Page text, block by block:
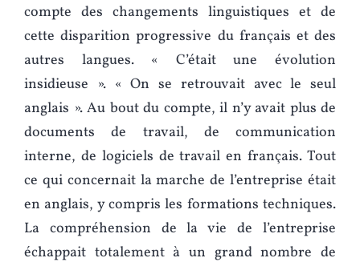
compte des changements linguistiques et de
cette disparition progressive du français et des
autres langues. « C’était une évolution
insidieuse ». « On se retrouvait avec le seul
anglais ». Au bout du compte, il n’y avait plus de
documents de travail, de communication
interne, de logiciels de travail en français. Tout
ce qui concernait la marche de l’entreprise était
en anglais, y compris les formations techniques.
La compréhension de la vie de l’entreprise
échappait totalement à un grand nombre de